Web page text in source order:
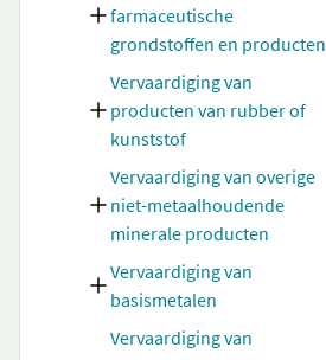
farmaceutische
grondstoffen en producten
Vervaardiging van
producten van rubber of
kunststof
Vervaardiging van overige
niet-metaalhoudende
minerale producten
Vervaardiging van
basismetalen
Vervaardiging van